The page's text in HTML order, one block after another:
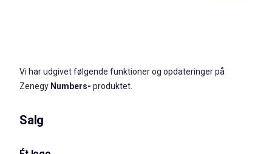
Vi har udgivet følgende funktioner og opdateringer på
Zenegy Numbers- produktet.
Salg